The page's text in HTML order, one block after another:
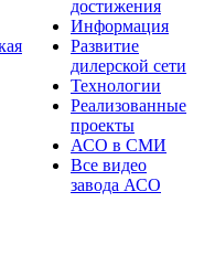
достижения
Информация
Развитие
дилерской сети
Технологии
Реализованные
проекты
АСО в СМИ
Все видео
завода АСО